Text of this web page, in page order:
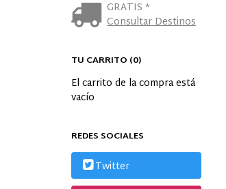
GRATIS *
Consultar Destinos
TU CARRITO (0)
El carrito de la compra está
vacío
REDES SOCIALES
Twitter